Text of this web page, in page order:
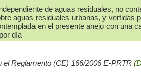
de aguas residuales, no
aguas residuales urbanas, y vertidas
en el presente anejo con una
día
Reglamento (CE) 166/2006 E-PRTR